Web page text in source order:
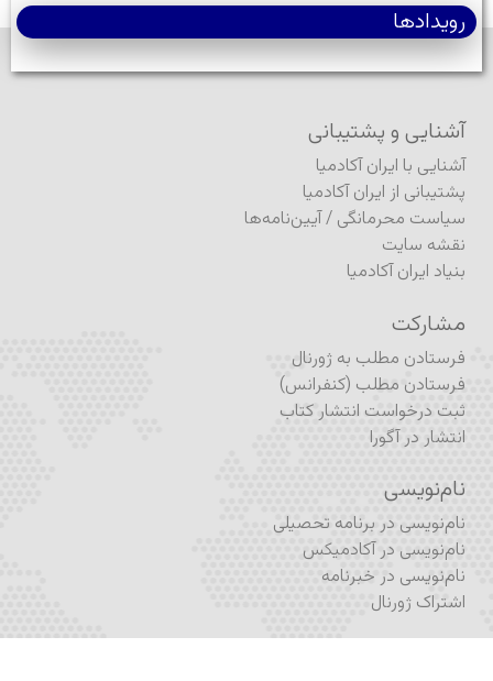
رویدادها
آشنایی و پشتیبانی
آشنایی با ایران آکادمیا
پشتیبانی از ایران آکادمیا
سیاست محرمانگی /آیین‌نامه‌ها
نقشه سایت
بنیاد ایران آکادمیا
مشارکت
فرستادن مطلب به ژورنال
فرستادن مطلب (کنفرانس)
ثبت درخواست انتشار کتاب
انتشار در آگورا
نام‌نویسی
نام‌نویسی در برنامه تحصیلی
نام‌نویسی در آکادمیکس
نام‌نویسی در خبرنامه
اشتراک ژورنال